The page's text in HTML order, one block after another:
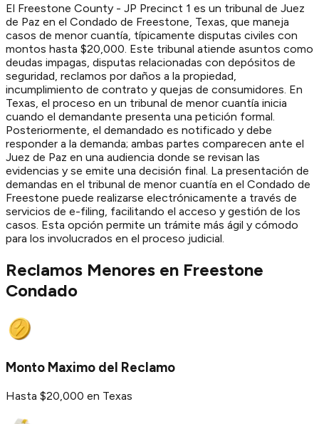
El Freestone County - JP Precinct 1 es un tribunal de Juez
de Paz en el Condado de Freestone, Texas, que maneja
casos de menor cuantía, típicamente disputas civiles con
montos hasta $20,000. Este tribunal atiende asuntos como
deudas impagas, disputas relacionadas con depósitos de
seguridad, reclamos por daños a la propiedad,
incumplimiento de contrato y quejas de consumidores. En
Texas, el proceso en un tribunal de menor cuantía inicia
cuando el demandante presenta una petición formal.
Posteriormente, el demandado es notificado y debe
responder a la demanda; ambas partes comparecen ante el
Juez de Paz en una audiencia donde se revisan las
evidencias y se emite una decisión final. La presentación de
demandas en el tribunal de menor cuantía en el Condado de
Freestone puede realizarse electrónicamente a través de
servicios de e-filing, facilitando el acceso y gestión de los
casos. Esta opción permite un trámite más ágil y cómodo
para los involucrados en el proceso judicial.
Reclamos Menores en Freestone
Condado
Monto Maximo del Reclamo
Hasta $20,000 en Texas